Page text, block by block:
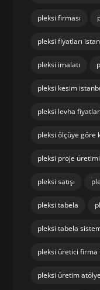
pleksi firması
pleksi fiyatları
pleksi imalatı
pleksi kesim
pleksi levha
pleksi ölçüye göre
pleksi proje üretimi
pleksi satışı
pleksi tabela
pleksi tabela
pleksi üretici firma
pleksi üretim